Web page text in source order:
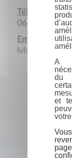
Téléphone
06 85 13 61
Email :
A
du
et